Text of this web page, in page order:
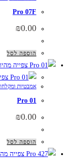
Pro 07F
₪0.00
הוספה לסל
צפייה
אמבטיות
Pro 01
₪0.00
הוספה לסל
צפייה